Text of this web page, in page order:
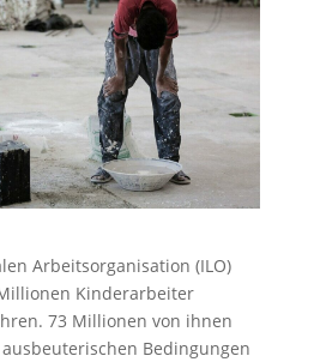
Arbeitsorganisation (ILO)
Kinderarbeiter
73 Millionen von ihnen
Bedingungen